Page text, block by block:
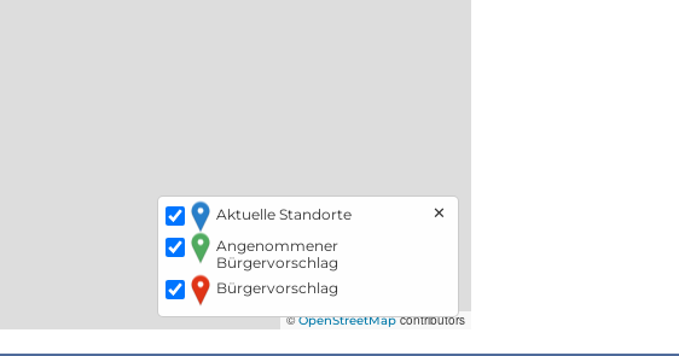
©OpenStreetMapcontributors
✕
Aktuelle Standorte
Angenommener
Bürgervorschlag
Bürgervorschlag